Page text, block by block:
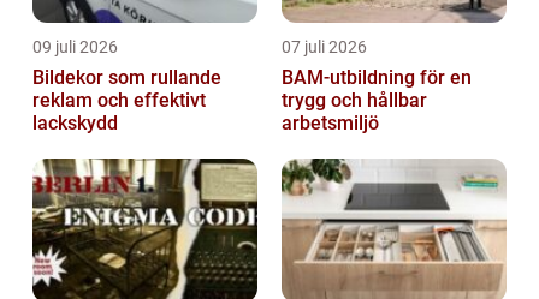
09 juli 2026
Bildekor som rullande
reklam och effektivt
lackskydd
07 juli 2026
BAM-utbildning för en
trygg och hållbar
arbetsmiljö